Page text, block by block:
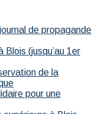
de propagande
Blois (jusqu’au 1er
de la
pour une